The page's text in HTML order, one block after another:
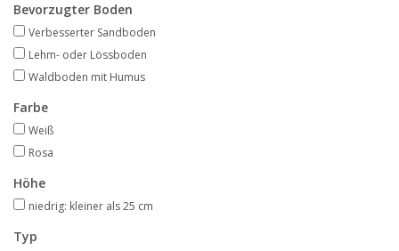
Angebote
Bodenverbesserung
SONSTIGE PRODUKTE
Beratung
Bevorzugter Boden
Verbesserter Sandboden
Lehm- oder Lössboden
Waldboden mit Humus
Farbe
Weiß
Rosa
Höhe
niedrig: kleiner als 25 cm
Typ